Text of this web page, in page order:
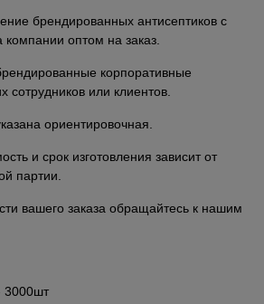
брендированных антисептиков с
оптом на заказ.
корпоративные
сотрудников или клиентов.
ориентировочная.
и срок изготовления зависит от
партии.
вашего заказа обращайтесь к нашим
3000шт